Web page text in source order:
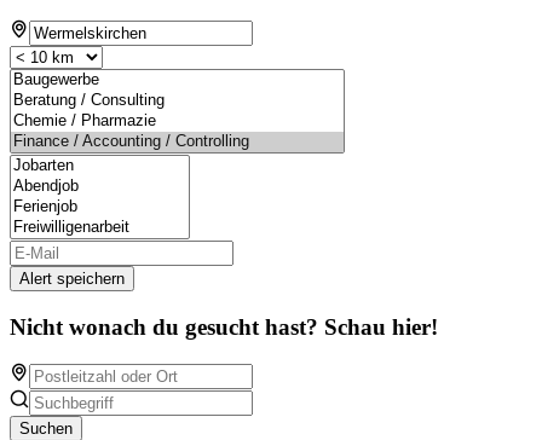
Alert speichern
Nicht wonach du gesucht hast? Schau hier!
Suchen